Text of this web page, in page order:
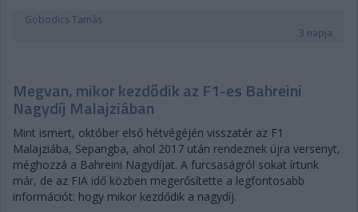
Gobodics Tamás
3 napja
Megvan, mikor kezdődik az F1-es Bahreini
Nagydíj Malajziában
Mint ismert, október első hétvégéjén visszatér az F1
Malajziába, Sepangba, ahol 2017 után rendeznek újra versenyt,
méghozzá a Bahreini Nagydíjat. A furcsaságról sokat írtunk
már, de az FIA idő közben megerősítette a legfontosabb
információt: hogy mikor kezdődik a nagydíj.